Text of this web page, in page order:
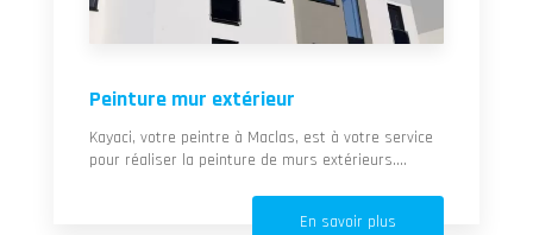
Peinture mur extérieur
Kayaci, votre peintre à Maclas, est à votre service
pour réaliser la peinture de murs extérieurs....
En savoir plus